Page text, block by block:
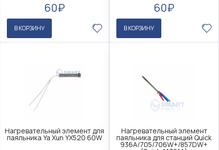
60₽
В КОРЗИНУ
60₽
В КОРЗИНУ
Нагревательный элемент для
паяльника Ya Xun YX520 60W
Нагревательный элемент
паяльника для станций Quick
936A/705/706W+/857DW+